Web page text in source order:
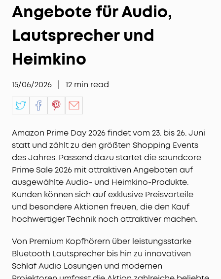
Angebote für Audio,
Lautsprecher und
Heimkino
15/06/2026 12 min read
Amazon Prime Day 2026 findet vom 23. bis 26. Juni
statt und zählt zu den größten Shopping Events
des Jahres. Passend dazu startet die soundcore
Prime Sale 2026 mit attraktiven Angeboten auf
ausgewählte Audio- und Heimkino-Produkte.
Kunden können sich auf exklusive Preisvorteile
und besondere Aktionen freuen, die den Kauf
hochwertiger Technik noch attraktiver machen.
Von Premium Kopfhörern über leistungsstarke
Bluetooth Lautsprecher bis hin zu innovativen
Schlaf Audio Lösungen und modernen